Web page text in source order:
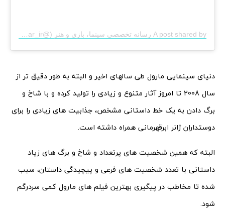
دنیای سینمایی مارول طی سالهای اخیر و البته به طور دقیق تر از
سال 2008 تا امروز آثار متنوع و زیادی را تولید کرده و با شاخ و
برگ دادن به یک خط داستانی مشخص،‌ جذابیت های زیادی را برای
دوستداران ژانر ابرقهرمانی همراه داشته است.
البته که همین شخصیت های پرتعداد و شاخ و برگ های زیاد
داستانی با تعدد شخصیت های فرعی و پیچیدگی داستان، سبب
شده تا مخاطب در پیگیری بهترین فیلم های مارول کمی سردرگم
شود.